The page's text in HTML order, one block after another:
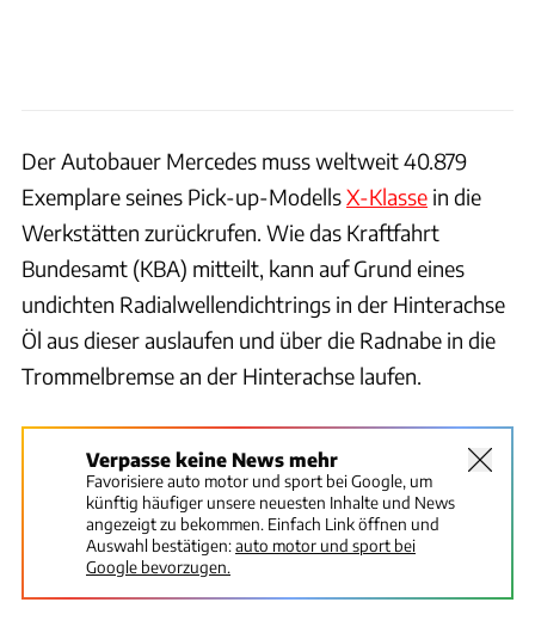
Der Autobauer Mercedes muss weltweit 40.879
Exemplare seines Pick-up-ModellsX-Klasse in die
Werkstätten zurückrufen. Wie das Kraftfahrt
Bundesamt (KBA) mitteilt, kann auf Grund eines
undichten Radialwellendichtrings in der Hinterachse
Öl aus dieser auslaufen und über die Radnabe in die
Trommelbremse an der Hinterachse laufen.
Verpasse keine News mehr
Favorisiere auto motor und sport bei Google, um
künftig häufiger unsere neuesten Inhalte und News
angezeigt zu bekommen. Einfach Link öffnen und
Auswahl bestätigen:auto motor und sport bei
Google bevorzugen.